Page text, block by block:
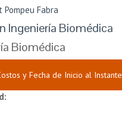
Pompeu Fabra
Ingeniería Biomédica
Biomédica
y Fecha de Inicio al Instante